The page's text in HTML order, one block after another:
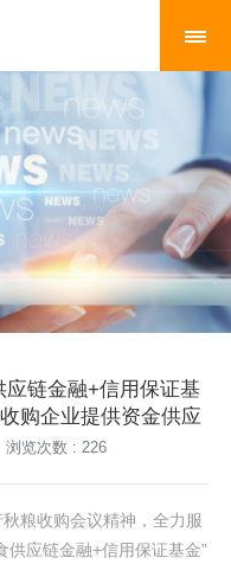
链金融+信用保证基
购企业提供资金供应
浏览次数 : 226
粮收购会议精神，全力服
供应链金融+信用保证基金”